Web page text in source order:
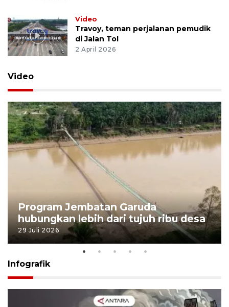
Video
Travoy, teman perjalanan pemudik
di Jalan Tol
2 April 2026
Video
Program Jembatan Garuda
hubungkan lebih dari tujuh ribu desa
29 Juli 2026
Infografik